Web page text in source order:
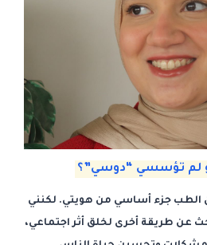
لم تؤسسي “دوسي”؟
الطب جزء أساسي من هويتي. لكنني
عن طريقة أخرى لخلق أثر اجتماعي،